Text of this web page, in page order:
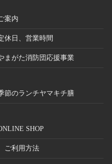
案内
休日、営業時間
まがた消防団応援事業
節のランチヤマキチ膳
SHOP
利用方法